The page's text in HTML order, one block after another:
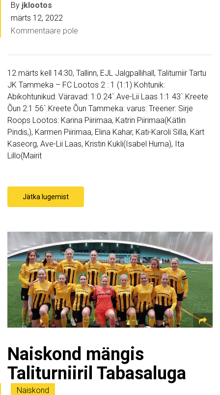
By jklootos
märts 12, 2022
Kommentaare pole
12.märts kell 14:30, Tallinn, EJL Jalgpallihall, Taliturniir Tartu
JK Tammeka – FC Lootos 2 : 1 (1:1) Kohtunik:
Abikohtunikud: Väravad: 1:0 24`.Ave-Lii Laas 1:1 43`.Kreete
Õun 2:1 56`.Kreete Õun Tammeka: varus: Treener: Sirje
Roops Lootos: Karina Piirimaa, Katrin Piirimaa(Kätlin
Pindis,), Karmen Piirimaa, Elina Kahar, Kati-Karoli Silla, Kärt
Kaseorg, Ave-Lii Laas, Kristin Kukli(Isabel Huma), Ita
Lillo(Mairit
Jätka lugemist
Naiskond mängis
Taliturniiril Tabasaluga
Naiskond